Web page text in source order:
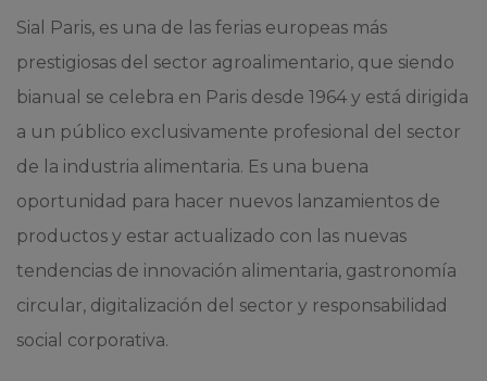
Sial Paris, es una de las ferias europeas más
prestigiosas del sector agroalimentario, que siendo
bianual se celebra en Paris desde 1964 y está dirigida
a un público exclusivamente profesional del sector
de la industria alimentaria. Es una buena
oportunidad para hacer nuevos lanzamientos de
productos y estar actualizado con las nuevas
tendencias de innovación alimentaria, gastronomía
circular, digitalización del sector y responsabilidad
social corporativa.